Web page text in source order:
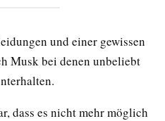
und einer gewissen
Musk bei denen unbeliebt
dass es nicht mehr möglich